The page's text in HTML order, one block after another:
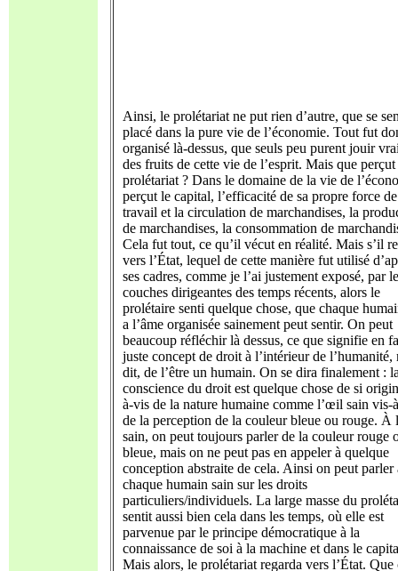
Ainsi, le prolétariat ne put rien d’autre, que se
placé dans la pure vie de l’économie. Tout fut
organisé là-dessus, que seuls peu purent jouir
des fruits de cette vie de l’esprit. Mais que
prolétariat ? Dans le domaine de la vie de
perçut le capital, l’efficacité de sa propre force de
travail et la circulation de marchandises, la
de marchandises, la consommation de
Cela fut tout, ce qu’il vécut en réalité. Mais s’il
vers l’État, lequel de cette manière fut utilisé
ses cadres, comme je l’ai justement exposé, par
couches dirigeantes des temps récents, alors le
prolétaire senti quelque chose, que chaque
a l’âme organisée sainement peut sentir. On peut
beaucoup réfléchir là dessus, ce que signifie en
juste concept de droit à l’intérieur de l’humanité,
dit, de l’être un humain. On se dira finalement :
conscience du droit est quelque chose de si
à-vis de la nature humaine comme l’œil sain vis-
de la perception de la couleur bleue ou rouge. À
sain, on peut toujours parler de la couleur rouge
bleue, mais on ne peut pas en appeler à quelque
conception abstraite de cela. Ainsi on peut parler
chaque humain sain sur les droits
particuliers/individuels. La large masse du
sentit aussi bien cela dans les temps, où elle est
parvenue par le principe démocratique à la
connaissance de soi à la machine et dans le
Mais alors, le prolétariat regarda vers l’État.